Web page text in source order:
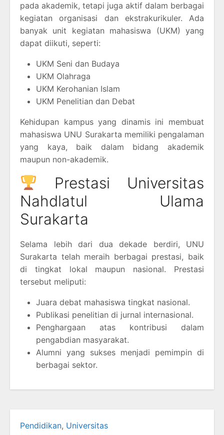
pada akademik, tetapi juga aktif dalam berbagai
kegiatan organisasi dan ekstrakurikuler. Ada
banyak unit kegiatan mahasiswa (UKM) yang
dapat diikuti, seperti:
UKM Seni dan Budaya
UKM Olahraga
UKM Kerohanian Islam
UKM Penelitian dan Debat
Kehidupan kampus yang dinamis ini membuat
mahasiswa UNU Surakarta memiliki pengalaman
yang kaya, baik dalam bidang akademik
maupun non-akademik.
Prestasi Universitas
Nahdlatul Ulama
Surakarta
Selama lebih dari dua dekade berdiri, UNU
Surakarta telah meraih berbagai prestasi, baik
di tingkat lokal maupun nasional. Prestasi
tersebut meliputi:
Juara debat mahasiswa tingkat nasional.
Publikasi penelitian di jurnal internasional.
Penghargaan atas kontribusi dalam
pengabdian masyarakat.
Alumni yang sukses menjadi pemimpin di
berbagai sektor.
Pendidikan, Universitas